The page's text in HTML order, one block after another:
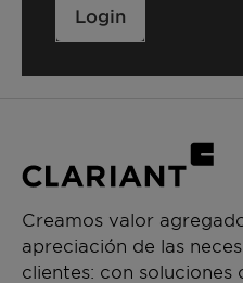
Login
Creamos valor
apreciación de las
clientes: con soluciones